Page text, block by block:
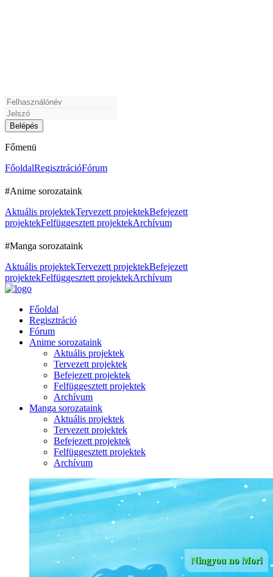
Főmenü
FőoldalRegisztrációFórum
#Anime sorozataink
Aktuális projektekTervezett projektekBefejezett
projektekFelfüggesztett projektekArchívum
#Manga sorozataink
Aktuális projektekTervezett projektekBefejezett
projektekFelfüggesztett projektekArchívum
Főoldal
Regisztráció
Fórum
Anime sorozataink
Aktuális projektek
Tervezett projektek
Befejezett projektek
Felfüggesztett projektek
Archívum
Manga sorozataink
Aktuális projektek
Tervezett projektek
Befejezett projektek
Felfüggesztett projektek
Archívum
Ningyou no Mori